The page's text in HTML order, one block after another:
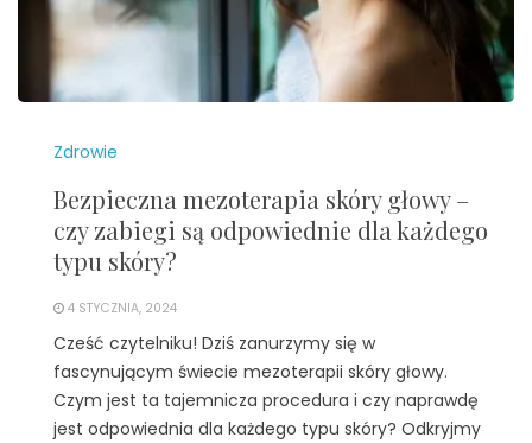
Zdrowie
Bezpieczna mezoterapia skóry głowy –
czy zabiegi są odpowiednie dla każdego
typu skóry?
4 STYCZNIA, 2024
Cześć czytelniku! Dziś zanurzymy się w
fascynującym świecie mezoterapii skóry głowy.
Czym jest ta tajemnicza procedura i czy naprawdę
jest odpowiednia dla każdego typu skóry? Odkryjmy